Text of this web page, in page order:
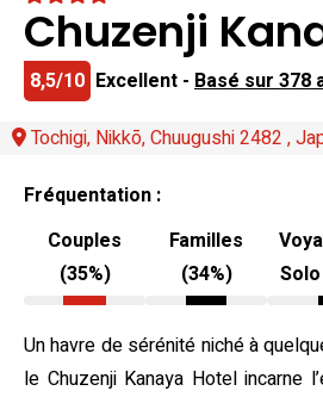
Chuzenji
8,5/10 Excellent - Basé sur 378
Tochigi, Nikkō, Chuugushi 2482 ,
Fréquentation :
Couples
(35%)
Familles
(34%)
Un havre de sérénité niché à
le Chuzenji Kanaya Hotel incarne